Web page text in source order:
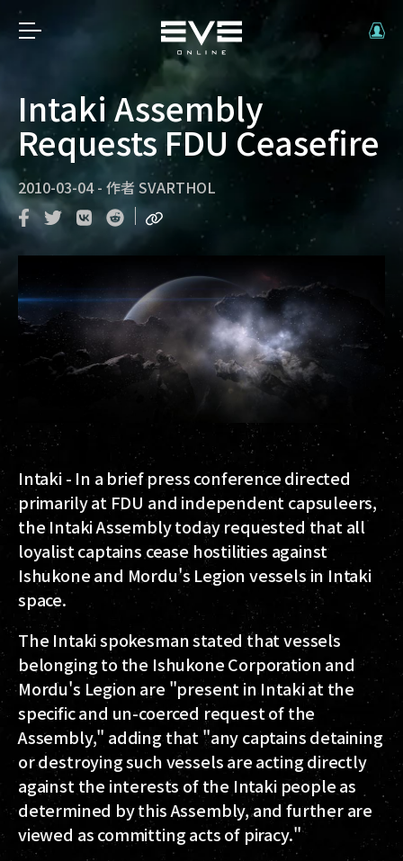
Intaki Assembly
Requests FDU Ceasefire
2010-03-04 - 作者 SVARTHOL
Intaki - In a brief press conference directed
primarily at FDU and independent capsuleers,
the Intaki Assembly today requested that all
loyalist captains cease hostilities against
Ishukone and Mordu's Legion vessels in Intaki
space.
The Intaki spokesman stated that vessels
belonging to the Ishukone Corporation and
Mordu's Legion are "present in Intaki at the
specific and un-coerced request of the
Assembly," adding that "any captains detaining
or destroying such vessels are acting directly
against the interests of the Intaki people as
determined by this Assembly, and further are
viewed as committing acts of piracy."